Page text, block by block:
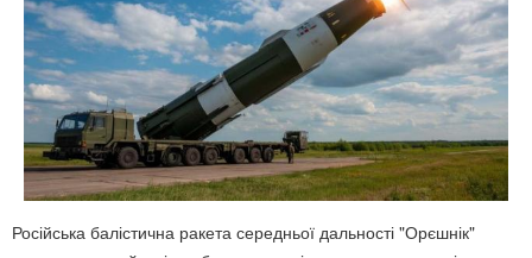
Російська балістична ракета середньої дальності "Орєшнік"